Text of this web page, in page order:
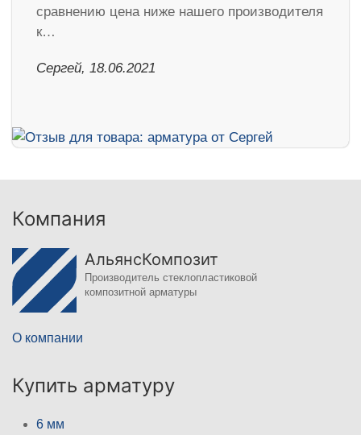
сравнению цена ниже нашего производителя
к…
Сергей, 18.06.2021
Компания
АльянсКомпозит
Производитель стеклопластиковой
композитной арматуры
О компании
Купить арматуру
6 мм